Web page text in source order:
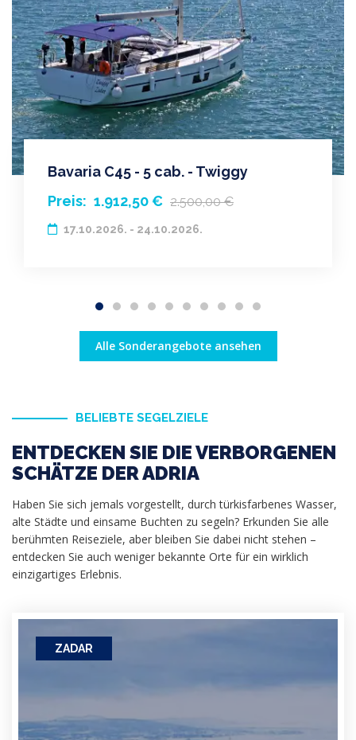
Bavaria C45 - 5 cab. - Twiggy
Preis: 1.912,50 € 2.500,00 €
17.10.2026. - 24.10.2026.
Alle Sonderangebote ansehen
BELIEBTE SEGELZIELE
ENTDECKEN SIE DIE VERBORGENEN
SCHÄTZE DER ADRIA
Haben Sie sich jemals vorgestellt, durch türkisfarbenes Wasser,
alte Städte und einsame Buchten zu segeln? Erkunden Sie alle
berühmten Reiseziele, aber bleiben Sie dabei nicht stehen –
entdecken Sie auch weniger bekannte Orte für ein wirklich
einzigartiges Erlebnis.
ZADAR